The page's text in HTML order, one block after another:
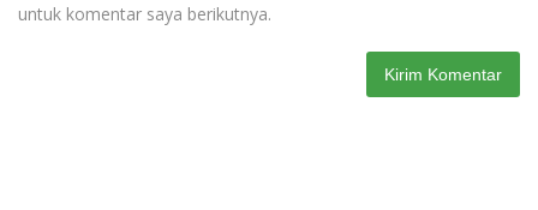
untuk komentar saya berikutnya.